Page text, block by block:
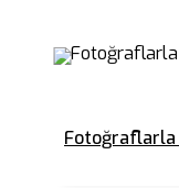
Fotoğraflarla